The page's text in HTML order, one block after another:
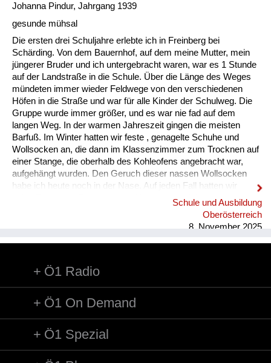
Kategorie
Besatzungsmächte
Frauen, Mütter, Kinder
Versorgung
Heimkehrer
Fluchtgeschichten
Familiengeschichten
Schule und Ausbildung
Wiederaufbau und
Johanna Pindur, Jahrgang 1939
gesunde mühsal
Die ersten drei Schuljahre erlebte ich in Freinberg bei
Schärding. Von dem Bauernhof, auf dem meine Mutter, mein
jüngerer Bruder und ich untergebracht waren, war es 1 Stunde
auf der Landstraße in die Schule. Über die Länge des Weges
mündeten immer wieder Feldwege von den verschiedenen
Höfen in die Straße und war für alle Kinder der Schulweg. Die
Gruppe wurde immer größer, und es war nie fad auf dem
langen Weg. In der warmen Jahreszeit gingen die meisten
Barfuß. Im Winter hatten wir feste , genagelte Schuhe und
Wollsocken an, die dann im Klassenzimmer zum Trocknen auf
einer Stange, die oberhalb des Kohleofens angebracht war,
aufgehängt wurden. Den Geruch dieser nassen Wollsocken
habe ich heute noch in der Nase. Auf jeden Fall hatten wir
jeden Tag genug Bewegung und kamen mit vielSchule und Ausbildung
Oberösterreich
8. November 2025
Ö1 Radio
Ö1 On Demand
Ö1 Spezial